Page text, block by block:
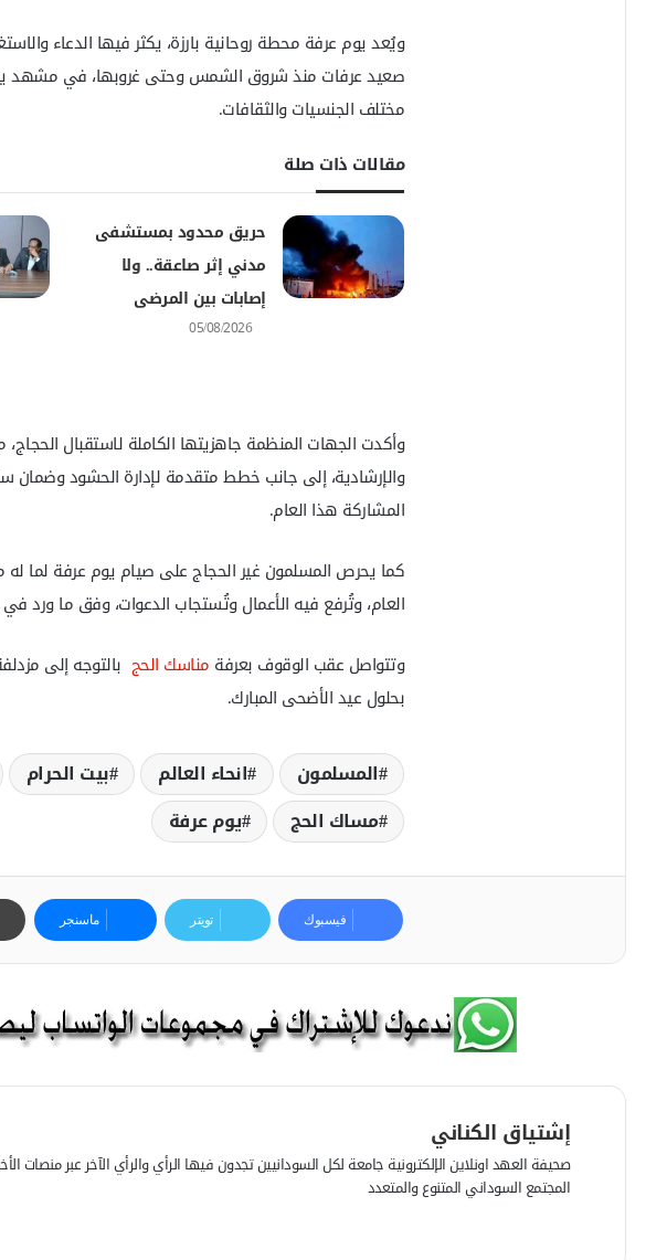
ويُعد يوم عرفة محطة روحانية بارزة، يكثر فيها الدعاء
صعيد عرفات منذ شروق الشمس وحتى غروبها، في مشهد
مختلف الجنسيات والثقافات.
مقالات ذات صلة
حريق محدود بمستشفى
مدني إثر صاعقة.. ولا
إصابات بين المرضى
05/08/2026
وأكدت الجهات المنظمة جاهزيتها الكاملة لاستقبال الحجاج،
والإرشادية، إلى جانب خطط متقدمة لإدارة الحشود وضمان
المشاركة هذا العام.
كما يحرص المسلمون غير الحجاج على صيام يوم عرفة لما
العام، وتُرفع فيه الأعمال وتُستجاب الدعوات، وفق ما ورد في
وتتواصل عقب الوقوف بعرفة مناسك الحج بالتوجه إلى
بحلول عيد الأضحى المبارك.
المسلمون انحاء العالم بيت الحرام
مساك الحج
يوم عرفة
فيسبوك تويتر ماسنجر
إشتياق الكناني
صحيفة العهد اونلاين الإلكترونية جامعة لكل السودانيين تجدون فيها الرأي والرأي الآخر عبر منصات
المجتمع السوداني المتنوع والمتعدد